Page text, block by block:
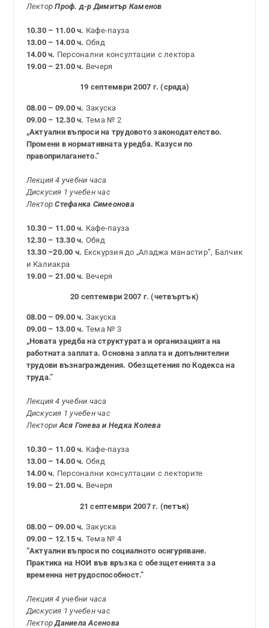
ЛекторПроф. д-р Димитър Каменов
10.30 – 11.00 ч. Кафе-пауза
13.00 – 14.00 ч. Обяд
14.00 ч. Персонални консултации с лектора
19.00 – 21.00 ч. Вечеря
19 септември 2007 г. (сряда)
08.00 – 09.00 ч. Закуска
09.00 – 12.30 ч. Тема № 2
„Актуални въпроси на трудовото законодателство.
Промени в нормативната уредба. Казуси по
правоприлагането.”
Лекция 4 учебни часа
Дискусия 1 учебен час
ЛекторСтефанка Симеонова
10.30 – 11.00 ч. Кафе-пауза
12.30 – 13.30 ч. Обяд
13.30 –20.00 ч. Екскурзия до „Аладжа манастир”, Балчик
и Калиакра
19.00 – 21.00 ч. Вечеря
20 септември 2007 г. (четвъртък)
08.00 – 09.00 ч. Закуска
09.00 – 13.00 ч. Тема № 3
„Новата уредба на структурата и организацията на
работната заплата. Основна заплата и допълнителни
трудови възнаграждения. Обезщетения по Кодекса на
труда.”
Лекция 4 учебни часа
Дискусия 1 учебен час
ЛекториАся Гонева и Недка Колева
10.30 – 11.00 ч. Кафе-пауза
13.00 – 14.00 ч. Обяд
14.00 ч. Персонални консултации с лекторите
19.00 – 21.00 ч. Вечеря
21 септември 2007 г. (петък)
08.00 – 09.00 ч. Закуска
09.00 – 12.15 ч. Тема № 4
“Актуални въпроси по социалното осигуряване.
Практика на НОИ във връзка с обезщетенията за
временна нетрудоспособност.”
Лекция 4 учебни часа
Дискусия 1 учебен час
ЛекторДаниела Асенова